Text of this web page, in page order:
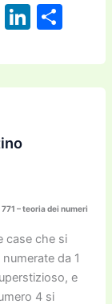
Li
k
e
C
n
di
771 – teoria dei numeri
case che si
da 1
e
4 si